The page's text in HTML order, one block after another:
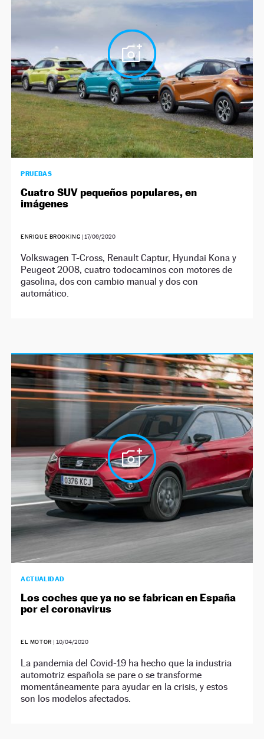
PRUEBAS
Cuatro SUV pequeños populares, en
imágenes
ENRIQUE BROOKING | 17/06/2020
Volkswagen T-Cross, Renault Captur, Hyundai Kona y
Peugeot 2008, cuatro todocaminos con motores de
gasolina, dos con cambio manual y dos con
automático.
ACTUALIDAD
Los coches que ya no se fabrican en España
por el coronavirus
EL MOTOR | 10/04/2020
La pandemia del Covid-19 ha hecho que la industria
automotriz española se pare o se transforme
momentáneamente para ayudar en la crisis, y estos
son los modelos afectados.